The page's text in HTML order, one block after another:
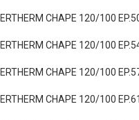
CHAPE 120/100
CHAPE 120/100
CHAPE 120/100
CHAPE 120/100